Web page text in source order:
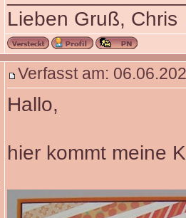
Lieben Gruß, Chris
Verfasst am:
Hallo,
hier kommt meine